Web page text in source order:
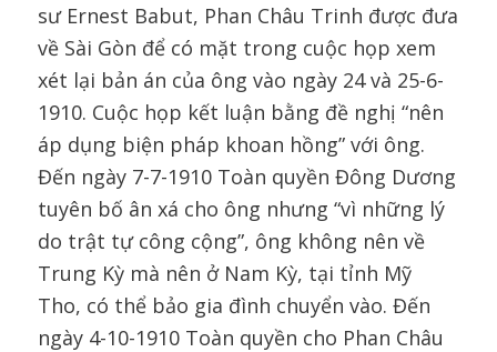
sư Ernest Babut, Phan Châu Trinh được đưa
về Sài Gòn để có mặt trong cuộc họp xem
xét lại bản án của ông vào ngày 24 và 25-6-
1910. Cuộc họp kết luận bằng đề nghị “nên
áp dụng biện pháp khoan hồng” với ông.
Đến ngày 7-7-1910 Toàn quyền Đông Dương
tuyên bố ân xá cho ông nhưng “vì những lý
do trật tự công cộng”, ông không nên về
Trung Kỳ mà nên ở Nam Kỳ, tại tỉnh Mỹ
Tho, có thể bảo gia đình chuyển vào. Đến
ngày 4-10-1910 Toàn quyền cho Phan Châu